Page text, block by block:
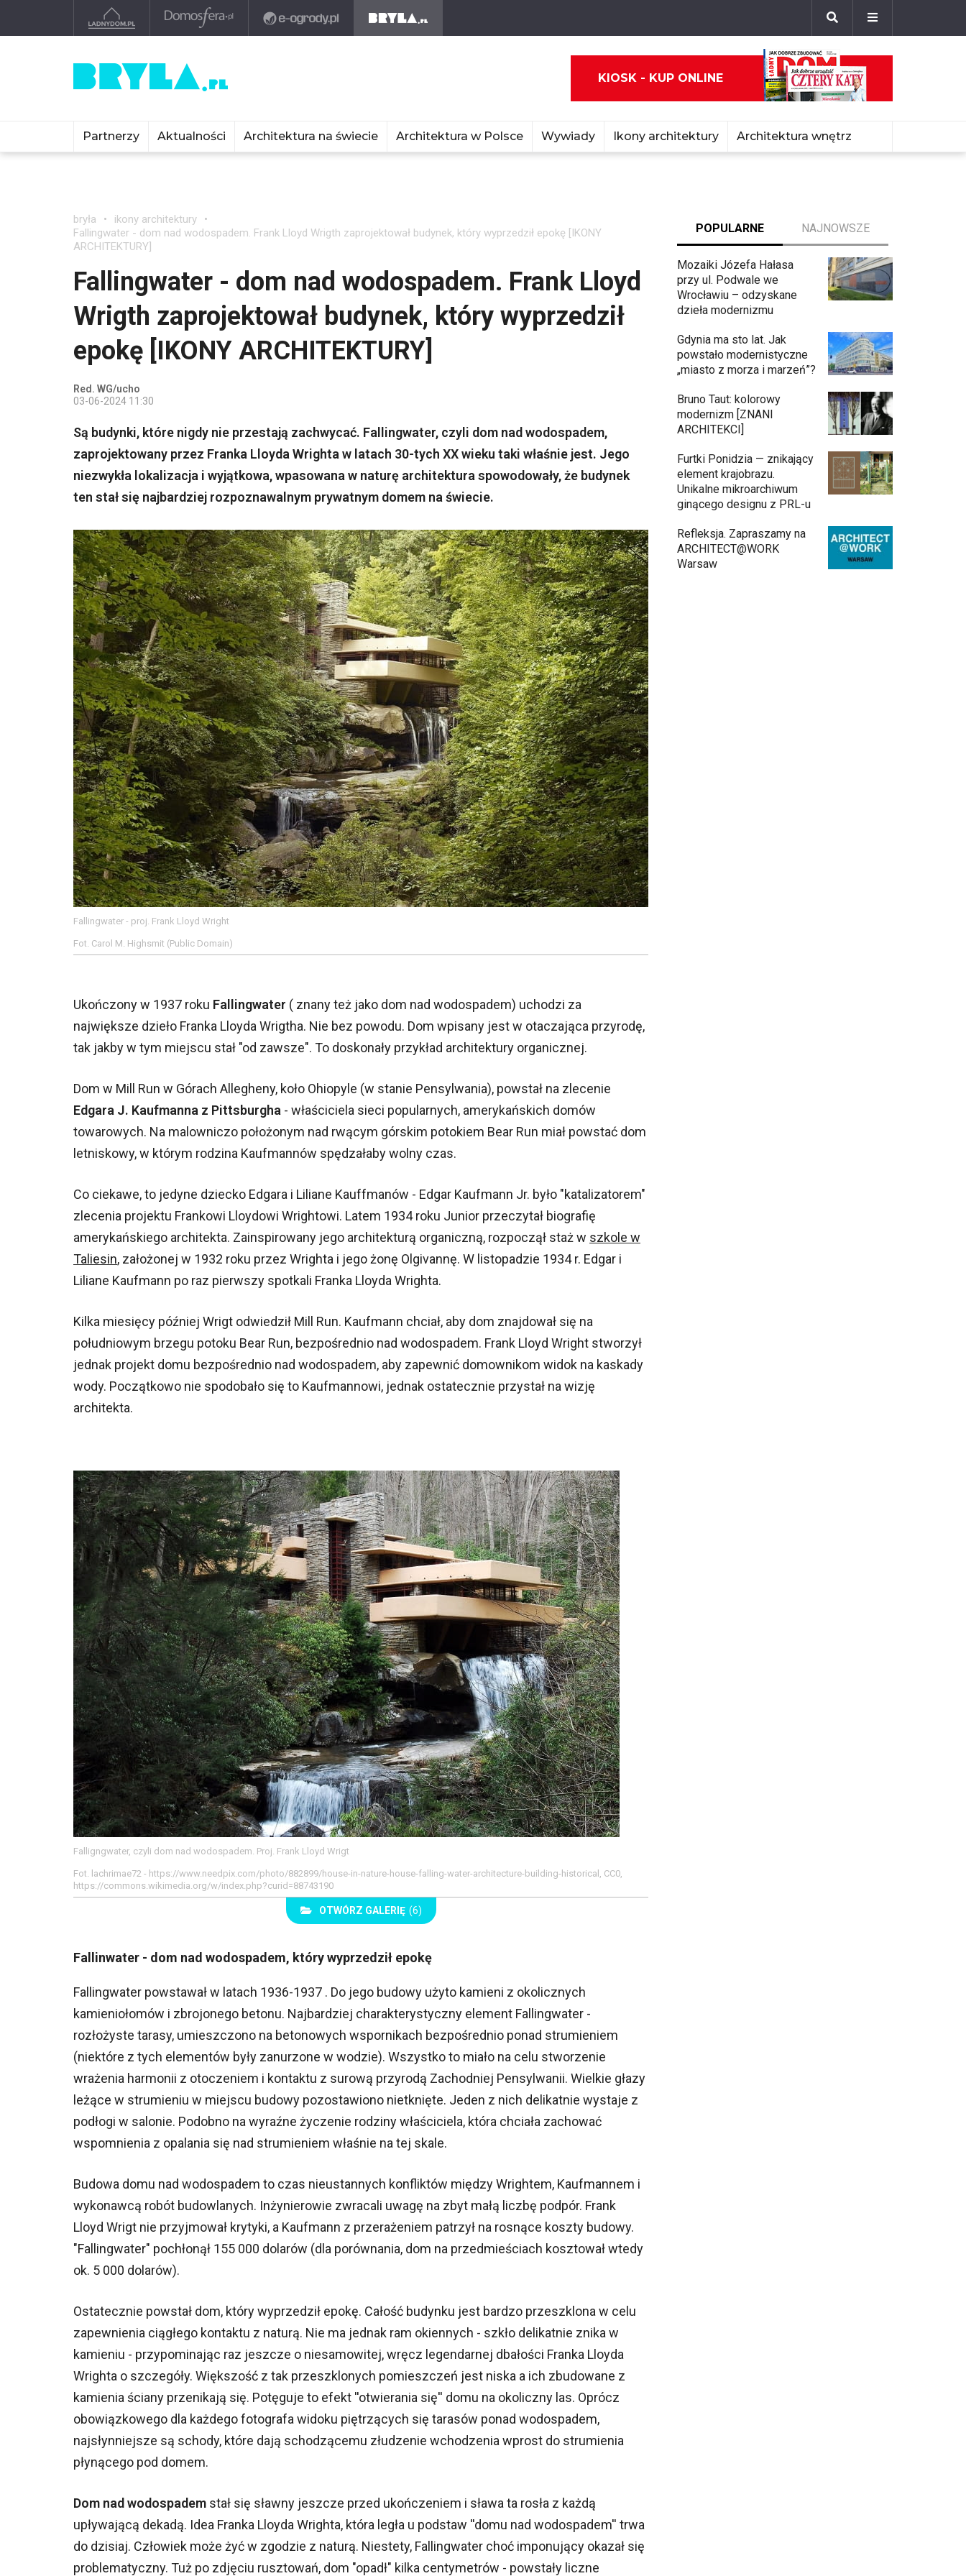
KIOSK - KUP ONLINE
Partnerzy Aktualności Architektura na świecie Architektura w Polsce Wywiady Ikony architektury Architektura wnętrz
bryła
ikony architektury
Fallingwater - dom nad wodospadem. Frank Lloyd Wrigth zaprojektował budynek, który wyprzedził epokę [IKONY
ARCHITEKTURY]
Fallingwater - dom nad wodospadem. Frank Lloyd
Wrigth zaprojektował budynek, który wyprzedził
epokę [IKONY ARCHITEKTURY]
Red. WG/ucho
03-06-2024 11:30
Są budynki, które nigdy nie przestają zachwycać. Fallingwater, czyli dom nad wodospadem,
zaprojektowany przez Franka Lloyda Wrighta w latach 30-tych XX wieku taki właśnie jest. Jego
niezwykła lokalizacja i wyjątkowa, wpasowana w naturę architektura spowodowały, że budynek
ten stał się najbardziej rozpoznawalnym prywatnym domem na świecie.
Fallingwater - proj. Frank Lloyd Wright
Fot. Carol M. Highsmit (Public Domain)
Ukończony w 1937 roku Fallingwater ( znany też jako dom nad wodospadem) uchodzi za
największe dzieło Franka Lloyda Wrigtha. Nie bez powodu. Dom wpisany jest w otaczająca przyrodę,
tak jakby w tym miejscu stał "od zawsze". To doskonały przykład architektury organicznej.
Dom w Mill Run w Górach Allegheny, koło Ohiopyle (w stanie Pensylwania), powstał na zlecenie
Edgara J. Kaufmanna z Pittsburgha - właściciela sieci popularnych, amerykańskich domów
towarowych. Na malowniczo położonym nad rwącym górskim potokiem Bear Run miał powstać dom
letniskowy, w którym rodzina Kaufmannów spędzałaby wolny czas.
Co ciekawe, to jedyne dziecko Edgara i Liliane Kauffmanów - Edgar Kaufmann Jr. było "katalizatorem"
zlecenia projektu Frankowi Lloydowi Wrightowi. Latem 1934 roku Junior przeczytał biografię
amerykańskiego architekta. Zainspirowany jego architekturą organiczną, rozpoczął staż w szkole w
Taliesin, założonej w 1932 roku przez Wrighta i jego żonę Olgivannę. W listopadzie 1934 r. Edgar i
Liliane Kaufmann po raz pierwszy spotkali Franka Lloyda Wrighta.
Kilka miesięcy później Wrigt odwiedził Mill Run. Kaufmann chciał, aby dom znajdował się na
południowym brzegu potoku Bear Run, bezpośrednio nad wodospadem. Frank Lloyd Wright stworzył
jednak projekt domu bezpośrednio nad wodospadem, aby zapewnić domownikom widok na kaskady
wody. Początkowo nie spodobało się to Kaufmannowi, jednak ostatecznie przystał na wizję
architekta.
Falligngwater, czyli dom nad wodospadem. Proj. Frank Lloyd Wrigt
Fot. lachrimae72 - https://www.needpix.com/photo/882899/house-in-nature-house-falling-water-architecture-building-historical, CC0,
https://commons.wikimedia.org/w/index.php?curid=88743190
OTWÓRZ GALERIĘ (6)
Fallinwater - dom nad wodospadem, który wyprzedził epokę
Fallingwater powstawał w latach 1936-1937 . Do jego budowy użyto kamieni z okolicznych
kamieniołomów i zbrojonego betonu. Najbardziej charakterystyczny element Fallingwater -
rozłożyste tarasy, umieszczono na betonowych wspornikach bezpośrednio ponad strumieniem
(niektóre z tych elementów były zanurzone w wodzie). Wszystko to miało na celu stworzenie
wrażenia harmonii z otoczeniem i kontaktu z surową przyrodą Zachodniej Pensylwanii. Wielkie głazy
leżące w strumieniu w miejscu budowy pozostawiono nietknięte. Jeden z nich delikatnie wystaje z
podłogi w salonie. Podobno na wyraźne życzenie rodziny właściciela, która chciała zachować
wspomnienia z opalania się nad strumieniem właśnie na tej skale.
Budowa domu nad wodospadem to czas nieustannych konfliktów między Wrightem, Kaufmannem i
wykonawcą robót budowlanych. Inżynierowie zwracali uwagę na zbyt małą liczbę podpór. Frank
Lloyd Wrigt nie przyjmował krytyki, a Kaufmann z przerażeniem patrzył na rosnące koszty budowy.
"Fallingwater" pochłonął 155 000 dolarów (dla porównania, dom na przedmieściach kosztował wtedy
ok. 5 000 dolarów).
Ostatecznie powstał dom, który wyprzedził epokę. Całość budynku jest bardzo przeszklona w celu
zapewnienia ciągłego kontaktu z naturą. Nie ma jednak ram okiennych - szkło delikatnie znika w
kamieniu - przypominając raz jeszcze o niesamowitej, wręcz legendarnej dbałości Franka Lloyda
Wrighta o szczegóły. Większość z tak przeszklonych pomieszczeń jest niska a ich zbudowane z
kamienia ściany przenikają się. Potęguje to efekt ''otwierania się'' domu na okoliczny las. Oprócz
obowiązkowego dla każdego fotografa widoku piętrzących się tarasów ponad wodospadem,
najsłynniejsze są schody, które dają schodzącemu złudzenie wchodzenia wprost do strumienia
płynącego pod domem.
Dom nad wodospadem stał się sławny jeszcze przed ukończeniem i sława ta rosła z każdą
upływającą dekadą. Idea Franka Lloyda Wrighta, która legła u podstaw ''domu nad wodospadem'' trwa
do dzisiaj. Człowiek może żyć w zgodzie z naturą. Niestety, Fallingwater choć imponujący okazał się
problematyczny. Tuż po zdjęciu rusztowań, dom "opadł" kilka centymetrów - powstały liczne
POPULARNE NAJNOWSZE
Mozaiki Józefa Hałasa
przy ul. Podwale we
Wrocławiu – odzyskane
dzieła modernizmu
Gdynia ma sto lat. Jak
powstało modernistyczne
„miasto z morza i marzeń”?
Bruno Taut: kolorowy
modernizm [ZNANI
ARCHITEKCI]
Furtki Ponidzia — znikający
element krajobrazu.
Unikalne mikroarchiwum
ginącego designu z PRL-u
Refleksja. Zapraszamy na
ARCHITECT@WORK
Warsaw